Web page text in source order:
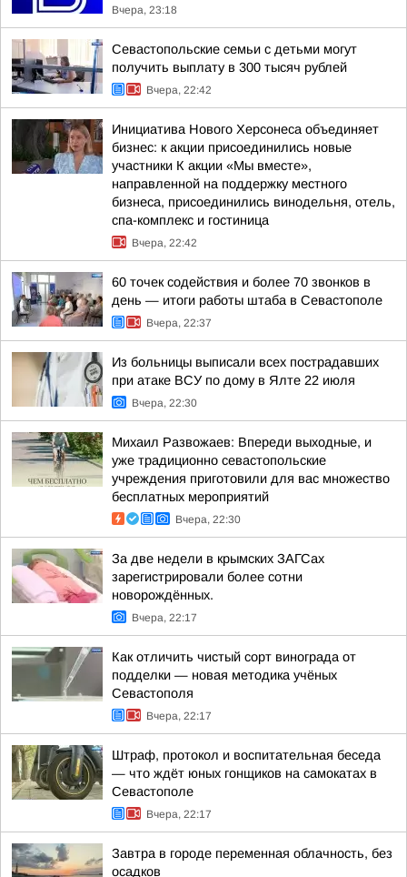
Вчера, 23:18
Севастопольские семьи с детьми могут
получить выплату в 300 тысяч рублей
Вчера, 22:42
Инициатива Нового Херсонеса объединяет
бизнес: к акции присоединились новые
участники К акции «Мы вместе»,
направленной на поддержку местного
бизнеса, присоединились винодельня, отель,
спа-комплекс и гостиница
Вчера, 22:42
60 точек содействия и более 70 звонков в
день — итоги работы штаба в Севастополе
Вчера, 22:37
Из больницы выписали всех пострадавших
при атаке ВСУ по дому в Ялте 22 июля
Вчера, 22:30
Михаил Развожаев: Впереди выходные, и
уже традиционно севастопольские
учреждения приготовили для вас множество
бесплатных мероприятий
Вчера, 22:30
За две недели в крымских ЗАГСах
зарегистрировали более сотни
новорождённых.
Вчера, 22:17
Как отличить чистый сорт винограда от
подделки — новая методика учёных
Севастополя
Вчера, 22:17
Штраф, протокол и воспитательная беседа
— что ждёт юных гонщиков на самокатах в
Севастополе
Вчера, 22:17
Завтра в городе переменная облачность, без
осадков